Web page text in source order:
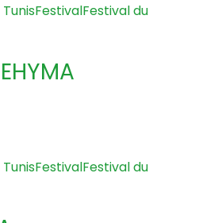
FestivalFestival du
FestivalFestival du